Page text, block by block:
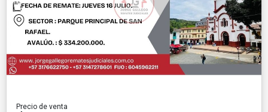
Precio de venta